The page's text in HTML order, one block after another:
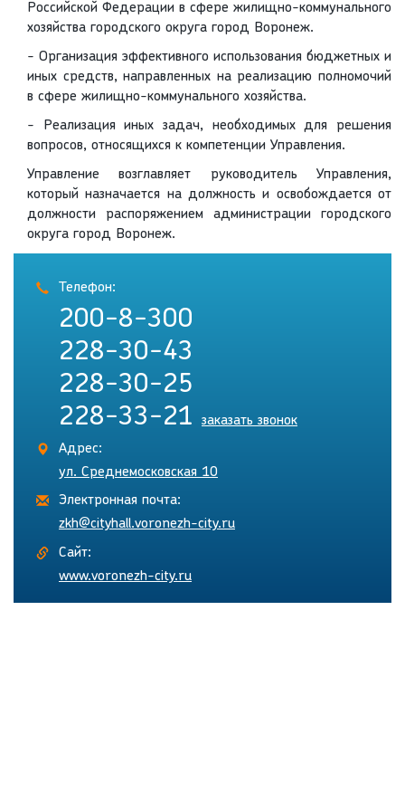
Российской Федерации в сфере жилищно-коммунального
хозяйства городского округа город Воронеж.
- Организация эффективного использования бюджетных и
иных средств, направленных на реализацию полномочий
в сфере жилищно-коммунального хозяйства.
- Реализация иных задач, необходимых для решения
вопросов, относящихся к компетенции Управления.
Управление возглавляет руководитель Управления,
который назначается на должность и освобождается от
должности распоряжением администрации городского
округа город Воронеж.
Телефон:
200-8-300
228-30-43
228-30-25
228-33-21
заказать звонок
Адрес:
ул. Среднемосковская 10
Электронная почта:
zkh@cityhall.voronezh-city.ru
Сайт:
www.voronezh-city.ru